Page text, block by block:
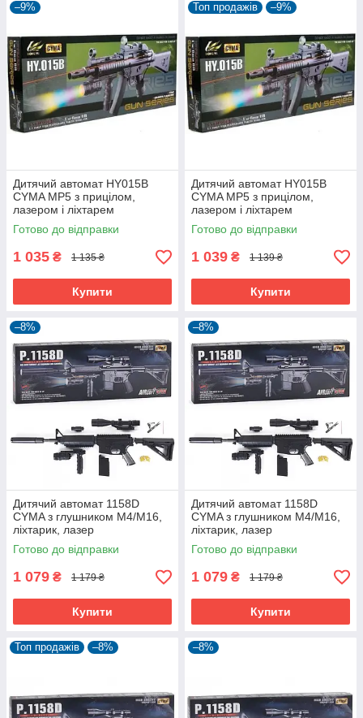
–9%
Дитячий автомат HY015B
CYMA MP5 з прицілом,
лазером і ліхтарем
Готово до відправки
1 035 ₴ 1 135 ₴
Купити
Топ продажів –9%
Дитячий автомат HY015B
CYMA MP5 з прицілом,
лазером і ліхтарем
Готово до відправки
1 039 ₴ 1 139 ₴
Купити
–8%
Дитячий автомат 1158D
CYMA з глушником М4/M16,
ліхтарик, лазер
Готово до відправки
1 079 ₴ 1 179 ₴
Купити
–8%
Дитячий автомат 1158D
CYMA з глушником М4/M16,
ліхтарик, лазер
Готово до відправки
1 079 ₴ 1 179 ₴
Купити
Топ продажів –8% –8%